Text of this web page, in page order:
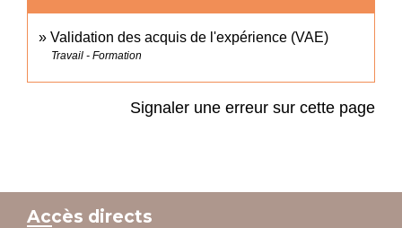
Validation des acquis de l'expérience (VAE)
Travail - Formation
Signaler une erreur sur cette page
Accès directs